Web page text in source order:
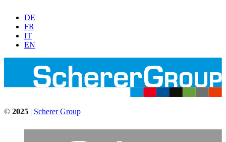
DE
FR
IT
EN
© 2025 | Scherer Group